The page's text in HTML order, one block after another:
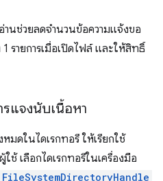
นช่วยลดจำนวนข้อความแจ้งขอ
รายการเมื่อเปิดไฟล์ และให้สิทธิ์
รแจงนับเนื้อหา
มดในไดเรกทอรี ให้เรียกใช้
ผู้ใช้ เลือกไดเรกทอรีในเครื่องมือ
FileSystemDirectoryHandle